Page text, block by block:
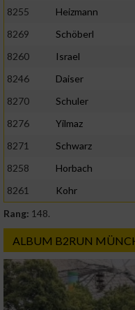
8255
Heizmann
8269
Schöberl
8260
Israel
8246
Daiser
8270
Schuler
8276
Yilmaz
8271
Schwarz
8258
Horbach
8261
Kohr
Rang: 148.
ALBUM B2RUN